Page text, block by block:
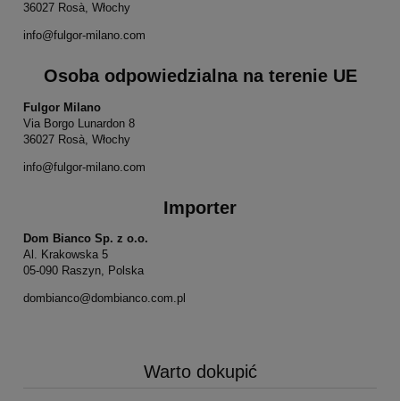
36027 Rosà, Włochy
info@fulgor-milano.com
Osoba odpowiedzialna na terenie UE
Fulgor Milano
Via Borgo Lunardon 8
36027 Rosà, Włochy
info@fulgor-milano.com
Importer
Dom Bianco Sp. z o.o.
Al. Krakowska 5
05-090 Raszyn, Polska
dombianco@dombianco.com.pl
Warto dokupić